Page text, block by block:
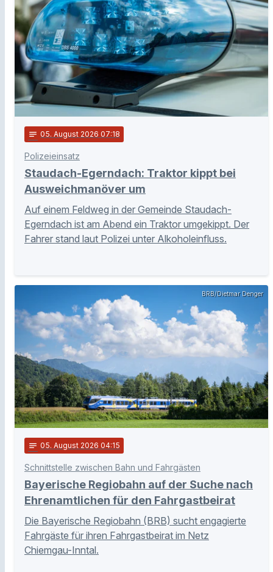
notes 05. August 2026 07:18
Polizeieinsatz
Staudach-Egerndach: Traktor kippt bei
Ausweichmanöver um
Auf einem Feldweg in der Gemeinde Staudach-
Egerndach ist am Abend ein Traktor umgekippt. Der
Fahrer stand laut Polizei unter Alkoholeinfluss.
BRB/Dietmar Denger
notes 05. August 2026 04:15
Schnittstelle zwischen Bahn und Fahrgästen
Bayerische Regiobahn auf der Suche nach
Ehrenamtlichen für den Fahrgastbeirat
Die Bayerische Regiobahn (BRB) sucht engagierte
Fahrgäste für ihren Fahrgastbeirat im Netz
Chiemgau-Inntal.